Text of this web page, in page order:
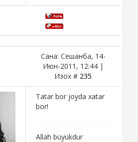
Сана: Сешанба, 14-
Июн-2011, 12:44 |
Изох # 235
Tatar bor joyda xatar
bor!
Allah büyükdur